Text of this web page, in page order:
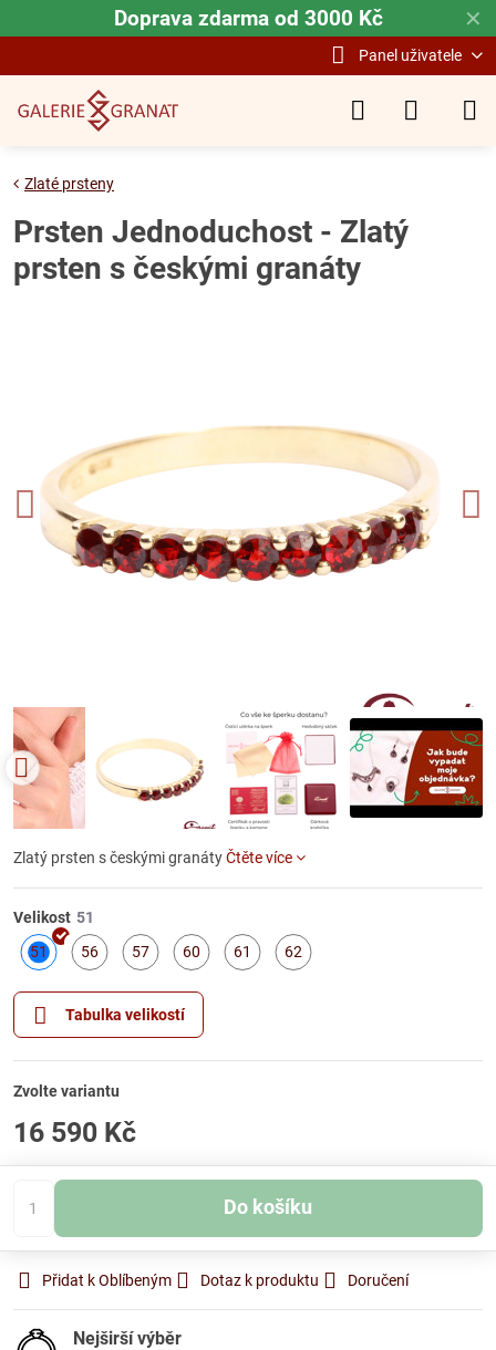
✕
Doprava zdarma od 3000 Kč
Panel uživatele
Zlaté prsteny
Prsten Jednoduchost - Zlatý
prsten s českými granáty
Zlatý prsten s českými granátyČtěte více
Velikost
51
56
57
60
61
62
Tabulka velikostí
Zvolte variantu
16 590 Kč
Do košíku
Přidat k Oblíbeným Dotaz k produktu Doručení
Nejširší výběr